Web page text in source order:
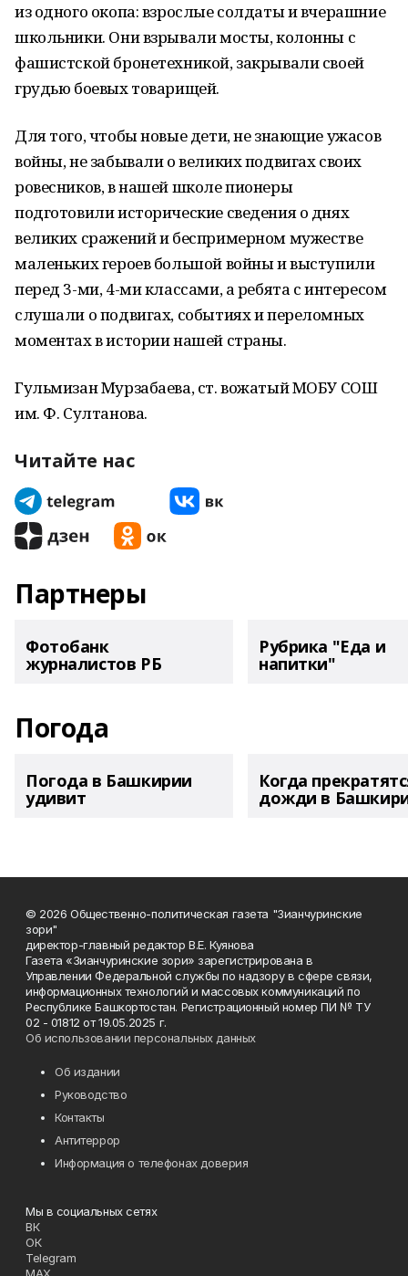
из одного окопа: взрослые солдаты и вчерашние
школьники. Они взрывали мосты, колонны с
фашистской бронетехникой, закрывали своей
грудью боевых товарищей.
Для того, чтобы новые дети, не знающие ужасов
войны, не забывали о великих подвигах своих
ровесников, в нашей школе пионеры
подготовили исторические сведения о днях
великих сражений и беспримерном мужестве
маленьких героев большой войны и выступили
перед 3-ми, 4-ми классами, а ребята с интересом
слушали о подвигах, событиях и переломных
моментах в истории нашей страны.
Гульмизан Мурзабаева, ст. вожатый МОБУ СОШ
им. Ф. Султанова.
Читайте нас
Партнеры
Фотобанк
журналистов РБ
Рубрика "Еда и
напитки"
Погода
Погода в Башкирии
удивит
Когда
дожди в
© 2026 Общественно-политическая газета "Зианчуринские
зори"
директор-главный редактор В.Е. Куянова
Газета «Зианчуринские зори» зарегистрирована в
Управлении Федеральной службы по надзору в сфере связи,
информационных технологий и массовых коммуникаций по
Республике Башкортостан. Регистрационный номер ПИ № ТУ
02 - 01812 от 19.05.2025 г.
Об использовании персональных данных
Об издании
Руководство
Контакты
Антитеррор
Информация о телефонах доверия
Мы в социальных сетях
ВК
ОК
Telegram